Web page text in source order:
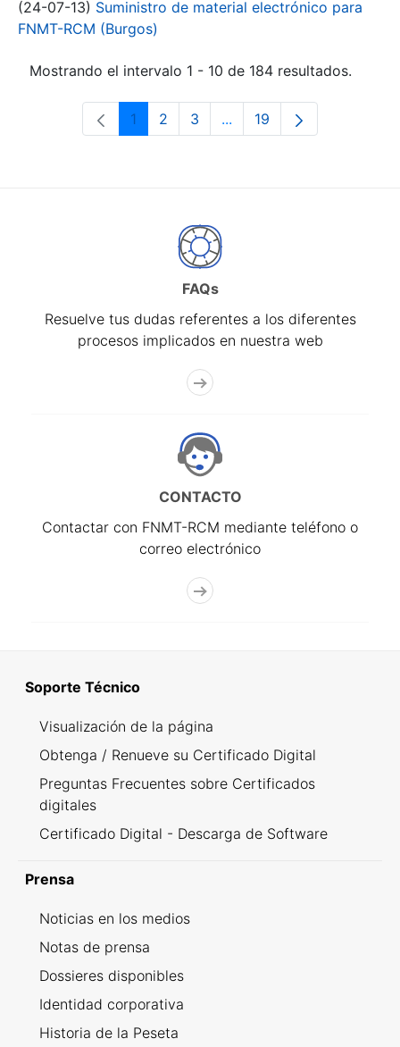
(24-07-13) Suministro de material electrónico para
FNMT-RCM (Burgos)
Mostrando el intervalo 1 - 10 de 184 resultados.
Página
1 Página
2 Página
3 ...Páginas intermedias Use
Página
19
FAQs
Resuelve tus dudas referentes a los diferentes
procesos implicados en nuestra web
CONTACTO
Contactar con FNMT-RCM mediante teléfono o
correo electrónico
Soporte Técnico
Visualización de la página
Obtenga / Renueve su Certificado Digital
Preguntas Frecuentes sobre Certificados
digitales
Certificado Digital - Descarga de Software
Prensa
Noticias en los medios
Notas de prensa
Dossieres disponibles
Identidad corporativa
Historia de la Peseta